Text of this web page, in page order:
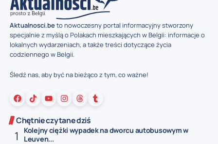
Aktualnosci.beto nowoczesny portal informacyjny stworzony
specjalnie z myślą o Polakach mieszkających w Belgii: informacje o
lokalnych wydarzeniach, a także treści dotyczące życia
codziennego w Belgii.
Śledź nas, aby być na bieżąco z tym, co ważne!
Chętnie czytane dziś
Kolejny ciężki wypadek na dworcu autobusowym w
Leuven...